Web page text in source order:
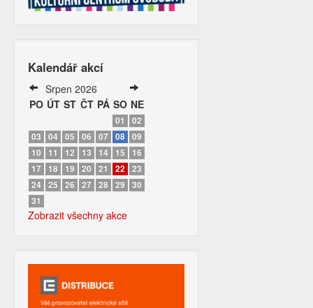
Kalendář akcí
Srpen 2026
PO ÚT ST ČT PÁ SO NE
01
02
03
04 05 06 07 08 09
10
11 12 13 14 15
16
17 18 19 20 21 22
23
24
25 26 27 28 29
30
31
Zobrazit všechny akce